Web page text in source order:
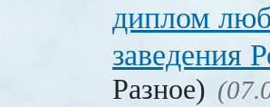
диплом
заведения
Разное)